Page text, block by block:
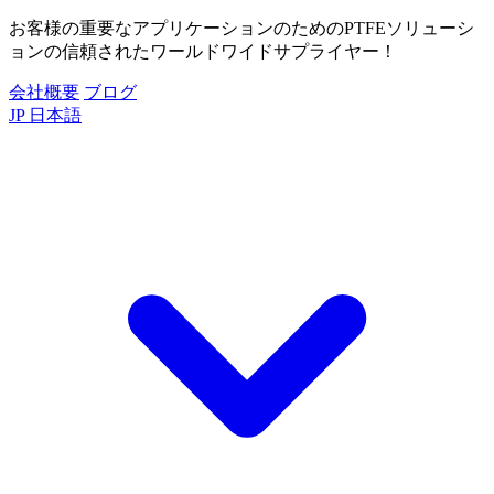
お客様の重要なアプリケーションのためのPTFEソリューシ
ョンの信頼されたワールドワイドサプライヤー！
会社概要 ブログ
JP 日本語